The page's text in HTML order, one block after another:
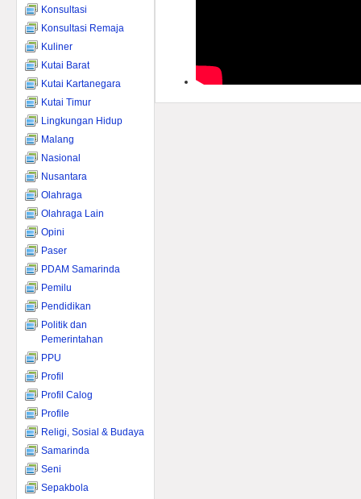
Konsultasi
Konsultasi Remaja
Kuliner
Kutai Barat
Kutai Kartanegara
Kutai Timur
Lingkungan Hidup
Malang
Nasional
Nusantara
Olahraga
Olahraga Lain
Opini
Paser
PDAM Samarinda
Pemilu
Pendidikan
Politik dan
Pemerintahan
PPU
Profil
Profil Calog
Profile
Religi, Sosial & Budaya
Samarinda
Seni
Sepakbola